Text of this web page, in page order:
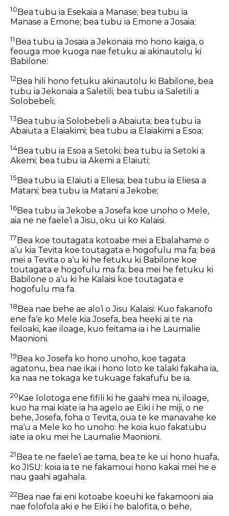
10Bea tubu ia Esekaia a Manase; bea tubu ia
Manase a Emone; bea tubu ia Emone a Josaia;
11 Bea tubu ia Josaia a Jekonaia mo hono kaiga, o
feouga moe kuoga nae fetuku ai akinautolu ki
Babilone:
12Bea hili hono fetuku akinautolu ki Babilone, bea
tubu ia Jekonaia a Saletili; bea tubu ia Saletili a
Solobebeli;
13Bea tubu ia Solobebeli a Abaiuta; bea tubu ia
Abaiuta a Elaiakimi; bea tubu ia Elaiakimi a Esoa;
14Bea tubu ia Esoa a Setoki; bea tubu ia Setoki a
Akemi; bea tubu ia Akemi a Elaiuti;
15 Bea tubu ia Elaiuti a Eliesa; bea tubu ia Eliesa a
Matani; bea tubu ia Matani a Jekobe;
16Bea tubu ia Jekobe a Josefa koe unoho o Mele,
aia ne ne faele‘i a Jisu, oku ui ko Kalaisi.
17 Bea koe toutagata kotoabe mei a Ebalahame o
a‘u kia Tevita koe toutagata e hogofulu ma fa; bea
mei a Tevita o a‘u ki he fetuku ki Babilone koe
toutagata e hogofulu ma fa; bea mei he fetuku ki
Babilone o a‘u ki he Kalaisi koe toutagata e
hogofulu ma fa.
18 Bea nae behe ae alo‘i o Jisu Kalaisi: Kuo fakanofo
ene fa‘e ko Mele kia Josefa, bea heeki ai te na
feiloaki, kae iloage, kuo feitama ia i he Laumalie
Maonioni.
19Bea ko Josefa ko hono unoho, koe tagata
agatonu, bea nae ikai i hono loto ke talaki fakaha ia,
ka naa ne tokaga ke tukuage fakafufu be ia.
20 Kae lolotoga ene fifili ki he gaahi mea ni, iloage,
kuo ha mai kiate ia ha agelo ae Eiki i he miji, o ne
behe, Josefa, foha o Tevita, oua te ke manavahe ke
ma‘u a Mele ko ho unoho: he koia kuo fakatubu
iate ia oku mei he Laumalie Maonioni.
21 Bea te ne faele‘i ae tama, bea te ke ui hono huafa,
ko JISU: koia ia te ne fakamoui hono kakai mei he e
nau gaahi agahala.
22Bea nae fai eni kotoabe koeuhi ke fakamooni aia
nae folofola aki e he Eiki i he balofita, o behe,